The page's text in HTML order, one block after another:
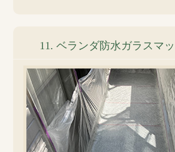
11. ベランダ防水ガラスマ